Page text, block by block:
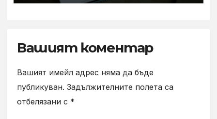
Google Ads рекламата
Вашият коментар
Вашият имейл адрес няма да бъде
публикуван. Задължителните полета са
отбелязани с *